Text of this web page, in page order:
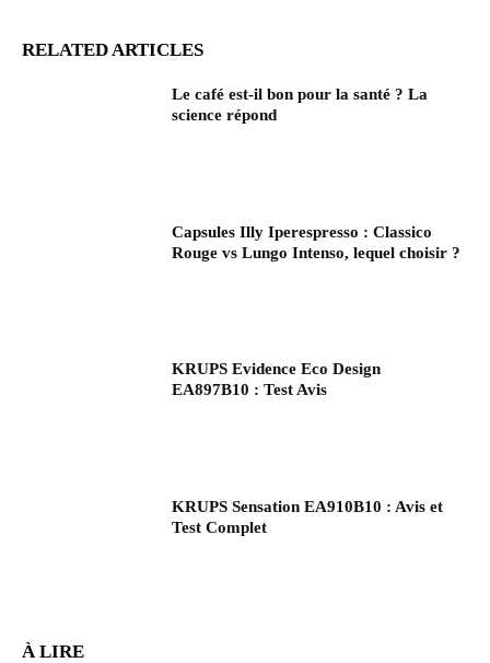
RELATED ARTICLES
Le café est-il bon pour la santé ? La
science répond
Capsules Illy Iperespresso : Classico
Rouge vs Lungo Intenso, lequel choisir ?
KRUPS Evidence Eco Design
EA897B10 : Test Avis
KRUPS Sensation EA910B10 : Avis et
Test Complet
À LIRE